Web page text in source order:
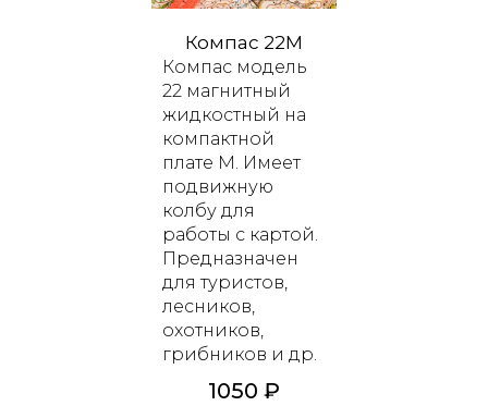
Компас 22M
Компас модель
22 магнитный
жидкостный на
компактной
плате M. Имеет
подвижную
колбу для
работы с картой.
Предназначен
для туристов,
лесников,
охотников,
грибников и др.
1050 ₽